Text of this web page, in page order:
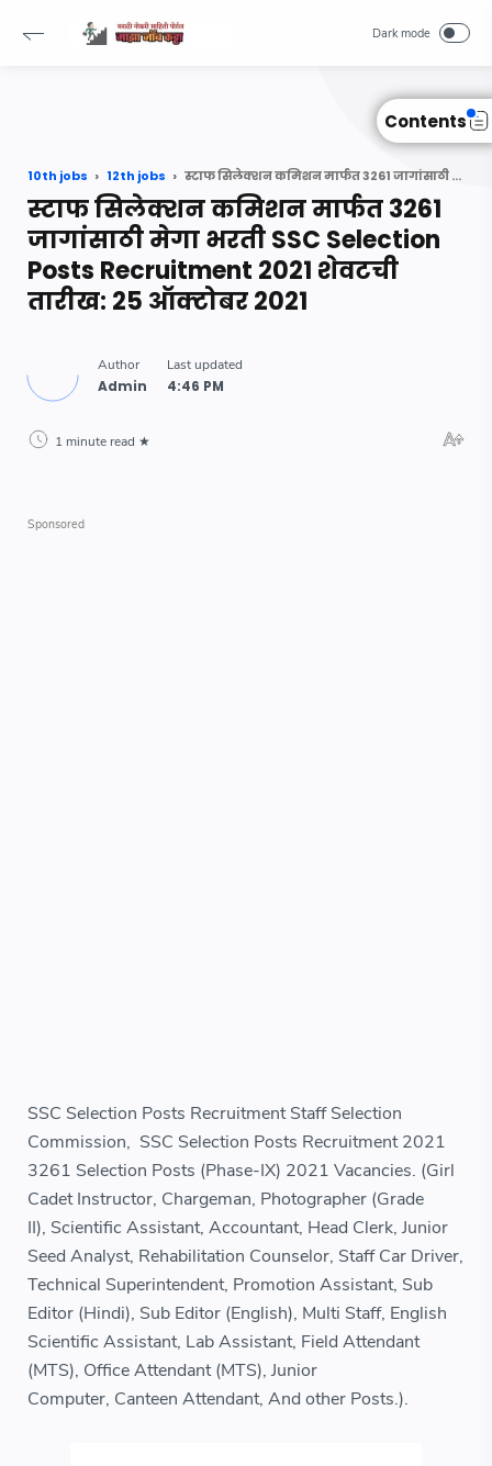
Contents
10th jobs 12th jobs स्टाफ सिलेक्शन कमिशन मार्फत 3261 जागांसाठी मेगा भरती SSC Selection Posts Recruitment 2021 शेवटची तारीख: 25 ऑक्टोबर 2021
स्टाफ सिलेक्शन कमिशन मार्फत 3261
जागांसाठी मेगा भरती SSC Selection
Posts Recruitment 2021 शेवटची
तारीख: 25 ऑक्टोबर 2021
1 minute read
SSC Selection Posts Recruitment Staff Selection
Commission, SSC Selection Posts Recruitment 2021
3261 Selection Posts (Phase-IX) 2021 Vacancies. (Girl
Cadet Instructor, Chargeman, Photographer (Grade
II), Scientific Assistant, Accountant, Head Clerk, Junior
Seed Analyst, Rehabilitation Counselor, Staff Car Driver,
Technical Superintendent, Promotion Assistant, Sub
Editor (Hindi), Sub Editor (English), Multi Staff, English
Scientific Assistant, Lab Assistant, Field Attendant
(MTS), Office Attendant (MTS), Junior
Computer, Canteen Attendant, And other Posts.).